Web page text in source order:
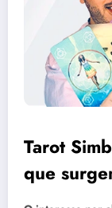
Tarot
que